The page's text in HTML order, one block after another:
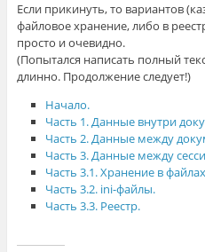
Если прикинуть, то вариантов
файловое хранение, либо в
просто и очевидно.
(Попытался написать полный
длинно. Продолжение следует!)
Начало.
Часть 1. Данные внутри
Часть 2. Данные между
Часть 3. Данные между
Часть 3.1. Хранение в
Часть 3.2. ini-файлы.
Часть 3.3. Реестр.